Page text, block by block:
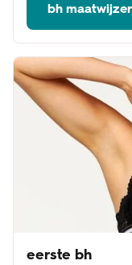
bh maatwijzer
eerste bh